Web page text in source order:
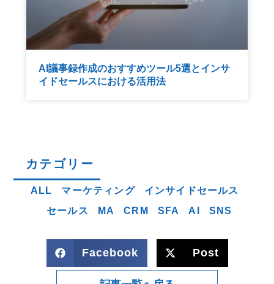
AI議事録作成のおすすめツール5選とインサ
イドセールスにおける活用法
カテゴリー
ALL マーケティング
インサイドセールス
セールス
MA CRM SFA AI SNS
Facebook Post